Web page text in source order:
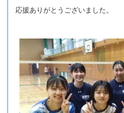
応援ありがとうございました。